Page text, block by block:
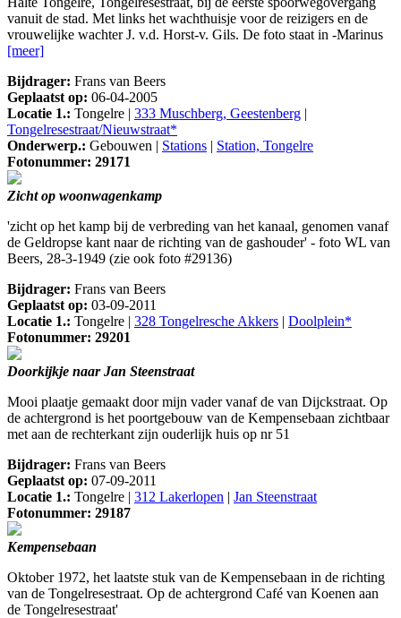
vanuit de stad. Met links het wachthuisje voor de reizigers en de
vrouwelijke wachter J. v.d. Horst-v. Gils. De foto staat in -Marinus
[meer]
Bijdrager: Frans van Beers
Geplaatst op: 06-04-2005
Locatie 1.: Tongelre | 333 Muschberg, Geestenberg |
Tongelresestraat/Nieuwstraat*
Onderwerp.: Gebouwen | Stations | Station, Tongelre
Fotonummer: 29171
Zicht op woonwagenkamp
'zicht op het kamp bij de verbreding van het kanaal, genomen vanaf
de Geldropse kant naar de richting van de gashouder' - foto WL van
Beers, 28-3-1949 (zie ook foto #29136)
Bijdrager: Frans van Beers
Geplaatst op: 03-09-2011
Locatie 1.: Tongelre | 328 Tongelresche Akkers | Doolplein*
Fotonummer: 29201
Doorkijkje naar Jan Steenstraat
Mooi plaatje gemaakt door mijn vader vanaf de van Dijckstraat. Op
de achtergrond is het poortgebouw van de Kempensebaan zichtbaar
met aan de rechterkant zijn ouderlijk huis op nr 51
Bijdrager: Frans van Beers
Geplaatst op: 07-09-2011
Locatie 1.: Tongelre | 312 Lakerlopen | Jan Steenstraat
Fotonummer: 29187
Kempensebaan
Oktober 1972, het laatste stuk van de Kempensebaan in de richting
van de Tongelresestraat. Op de achtergrond Café van Koenen aan
de Tongelresestraat'